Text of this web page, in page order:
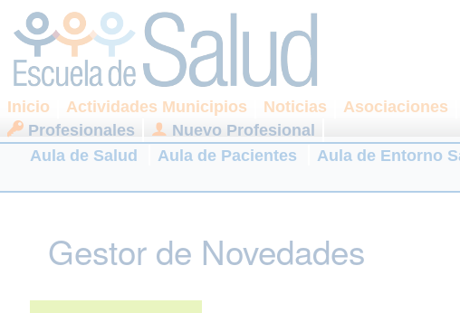
Inicio Actividades Municipios Noticias Asociaciones
Profesionales
Nuevo Profesional
Aula de Salud
Aula de Pacientes Aula de Entorno
Gestor de Novedades